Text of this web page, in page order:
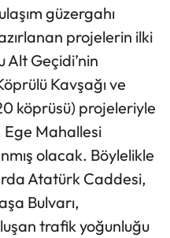
güzergahı
projelerin ilki
Geçidi’nin
Kavşağı ve
köprüsü) projeleriyle
Ege Mahallesi
olacak. Böylelikle
Atatürk Caddesi,
Bulvarı,
trafik yoğunluğu